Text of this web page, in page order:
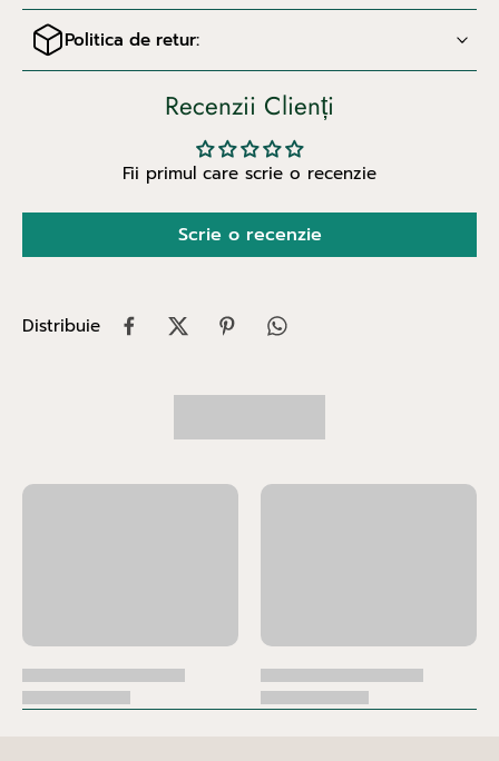
Politica de retur:
Recenzii Clienți
Fii primul care scrie o recenzie
Scrie o recenzie
Distribuie